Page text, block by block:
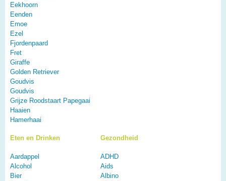
Eekhoorn
Eenden
Emoe
Ezel
Fjordenpaard
Fret
Giraffe
Golden Retriever
Goudvis
Goudvis
Grijze Roodstaart Papegaai
Haaien
Hamerhaai
Eten en Drinken
Aardappel
Alcohol
Bier
Gezondheid
ADHD
Aids
Albino